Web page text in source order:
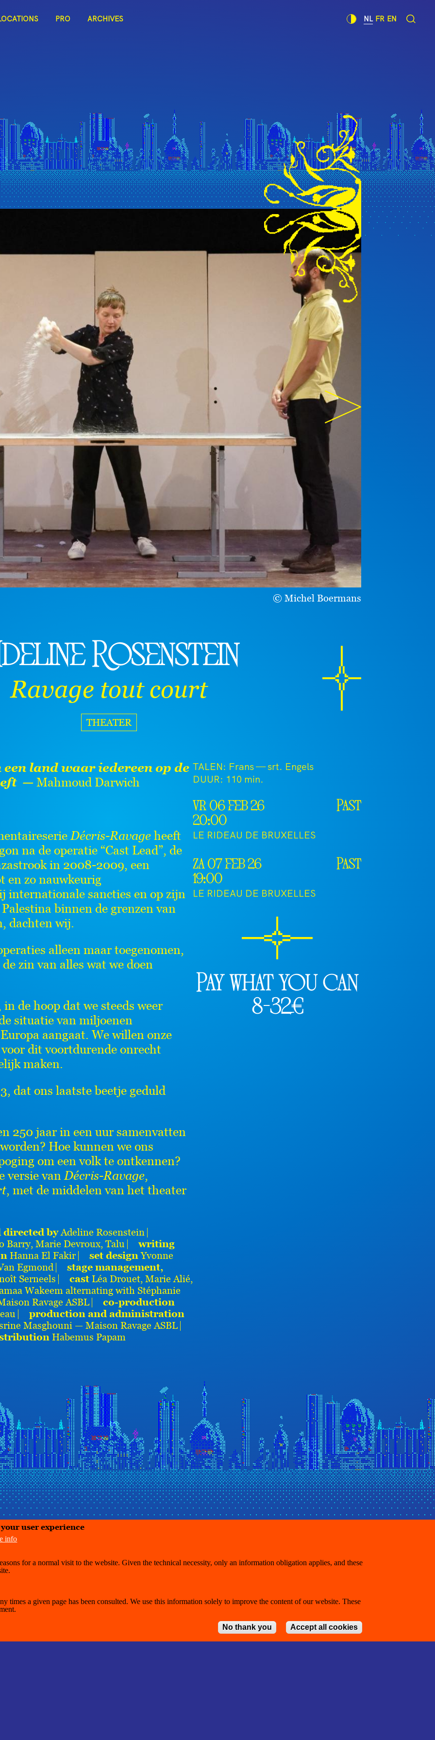
PRO ARCHIVES NL FR EN
Michel Boermans
Rosenstein
Ravage tout court
THEATER
TALEN: Frans — srt. Engels
DUUR: 110 min.
vr 06 feb 26
20:00
Past
LE RIDEAU DE BRUXELLES
za 07 feb 26
19:00
Past
LE RIDEAU DE BRUXELLES
Pay what you can
8-32€
land waar iedereen op de
— Mahmoud Darwich
Décris-Ravage heeft
na de operatie “Cast Lead”, de
in 2008-2009, een
en zo nauwkeurig
internationale sancties en op zijn
binnen de grenzen van
dachten wij.
alleen maar toegenomen,
zin van alles wat we doen
de hoop dat we steeds weer
situatie van miljoenen
aangaat. We willen onze
dit voortdurende onrecht
maken.
dat ons laatste beetje geduld
250 jaar in een uur samenvatten
Hoe kunnen we ons
om een volk te ontkennen?
versie van Décris-Ravage,
, met de middelen van het theater
directed byAdeline Rosenstein ⎸
Barry, Marie Devroux, Talu ⎸writing
Hanna El Fakir ⎸ set design Yvonne
Egmond ⎸ stage management,
Serneels ⎸ cast Léa Drouet, Marie Alié,
Wakeem alternating with Stéphanie
Ravage ASBL ⎸ co-production
⎸ production and administration
Masghouni — Maison Ravage ASBL ⎸
Habemus Papam
user experience
info
for a normal visit to the website. Given the technical necessity, only an information obligation applies, and these
times a given page has been consulted. We use this information solely to improve the content of our website. These
No thank you Accept all cookies